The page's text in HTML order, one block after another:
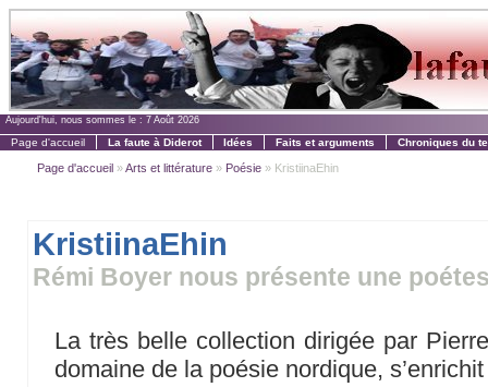
Aujourd'hui, nous sommes le : 7 Août 2026
Page d'accueil La faute à Diderot Idées Faits et arguments Chroniques du
Page d'accueil »Arts et littérature » Poésie » KristiinaEhin
KristiinaEhin
Rémi Boyer nous présente une
La très belle collection dirigée par
domaine de la poésie nordique,